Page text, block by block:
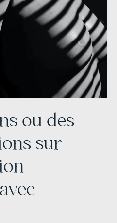
ou des
sur